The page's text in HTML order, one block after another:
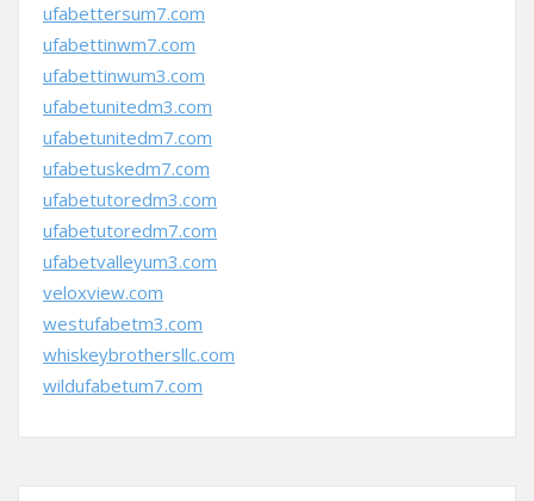
ufabettersum7.com
ufabettinwm7.com
ufabettinwum3.com
ufabetunitedm3.com
ufabetunitedm7.com
ufabetuskedm7.com
ufabetutoredm3.com
ufabetutoredm7.com
ufabetvalleyum3.com
veloxview.com
westufabetm3.com
whiskeybrothersllc.com
wildufabetum7.com